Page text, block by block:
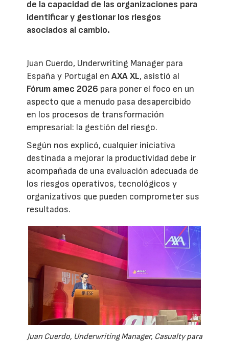
de la capacidad de las organizaciones para
identificar y gestionar los riesgos
asociados al cambio.
Juan Cuerdo, Underwriting Manager para
España y Portugal enAXA XL, asistió al
Fórum amec 2026 para poner el foco en un
aspecto que a menudo pasa desapercibido
en los procesos de transformación
empresarial: la gestión del riesgo.
Según nos explicó, cualquier iniciativa
destinada a mejorar la productividad debe ir
acompañada de una evaluación adecuada de
los riesgos operativos, tecnológicos y
organizativos que pueden comprometer sus
resultados.
Juan Cuerdo, Underwriting Manager, Casualty para